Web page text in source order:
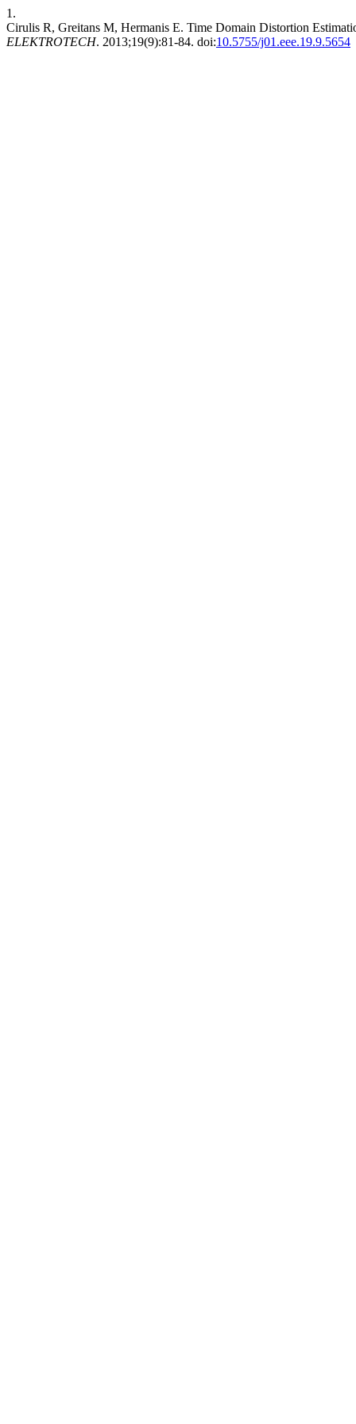
1.
Cirulis R, Greitans M, Hermanis E. Time Domain Distortion
ELEKTROTECH. 2013;19(9):81-84. doi:10.5755/j01.eee.19.9.5654